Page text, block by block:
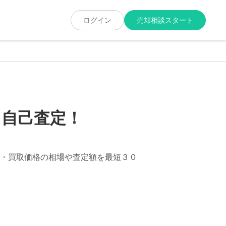
ログイン 売却相談スタート
己査定！
買取価格の相場や査定額を最短３０